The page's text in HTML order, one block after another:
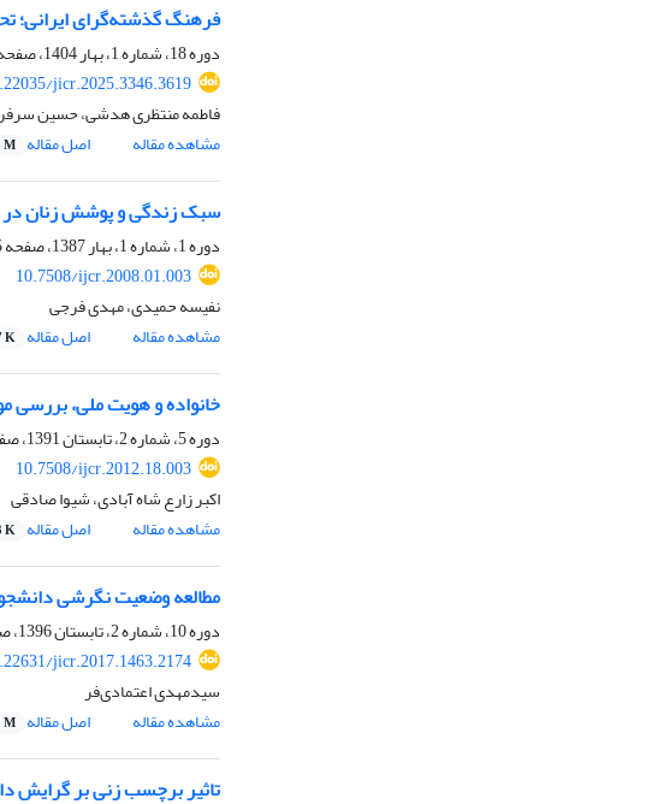
فرهنگ گذشته‌گرای ایرانی؛
دوره 18، شماره 1، بهار 1404، صفحه
jicr.2025.3346.3619
فاطمه منتظری هدشی، حسین
مشاهده مقاله
اصل مقاله M
سبک زندگی و پوشش زنان در
دوره 1، شماره 1، بهار 1387، صفحه
10.7508/ijcr.2008.01.003
نفیسه حمیدی، مهدی فرجی
مشاهده مقاله
اصل مقاله K
خانواده و هویت ملی،
دوره 5، شماره 2، تابستان 1391، صفحه
10.7508/ijcr.2012.18.003
اکبر زارع شاه ‌آبادی، شیوا صادقی
مشاهده مقاله
اصل مقاله K
مطالعه وضعیت نگرشی
دوره 10، شماره 2، تابستان 1396، صفحه
jicr.2017.1463.2174
سیدمهدی اعتمادی‌فر
مشاهده مقاله
اصل مقاله M
تاثیر برچسب زنی بر گرایش